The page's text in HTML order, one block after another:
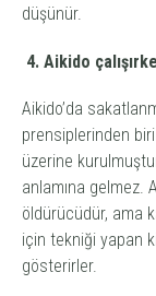
düşünür.
4. Aikido
Aikido’da
prensiplerinden
üzerine
anlamına gelmez.
öldürücüdür, ama
için tekniği yapan
gösterirler.